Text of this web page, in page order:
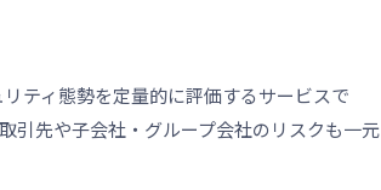
ティ態勢を定量的に評価するサービスで
引先や子会社・グループ会社のリスクも一元